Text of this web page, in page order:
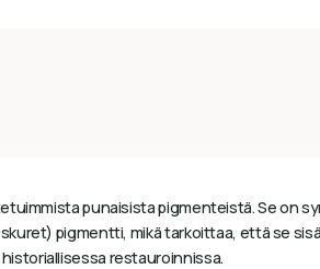
punaisista pigmenteistä. Se on
pigmentti, mikä tarkoittaa, että se
restauroinnissa.